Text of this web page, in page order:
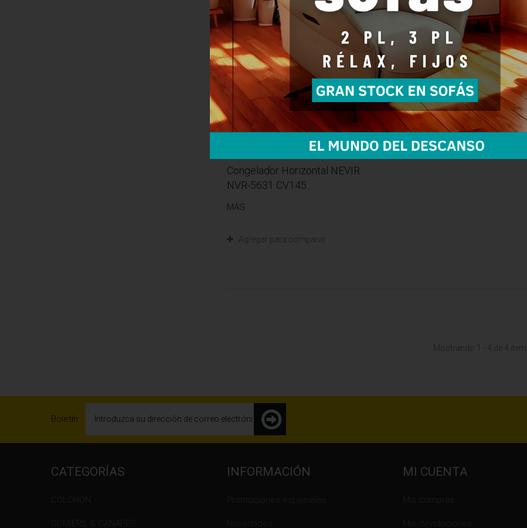
Nuevo
Congelador Horizontal NEVIR
NVR-5631 CV145...
MÁS
Agregar para comparar
Mostrando 1 - 4 de 4 items
Boletín
CATEGORÍAS INFORMACIÓN MI CUENTA